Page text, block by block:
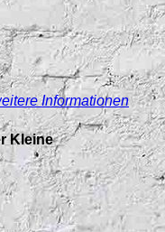
Informationen
Kleine